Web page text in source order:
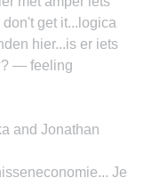
get it...logica
hier...is er iets
— feeling
and Jonathan
Je